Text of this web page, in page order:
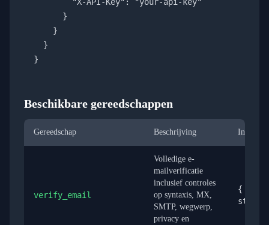
      }
    }
  }
}
Beschikbare gereedschappen
Gereedschap Beschrijving Invoer
verify_email
Volledige e-
mailverificatie
inclusief controles
op syntaxis, MX,
SMTP, wegwerp,
privacy en
{